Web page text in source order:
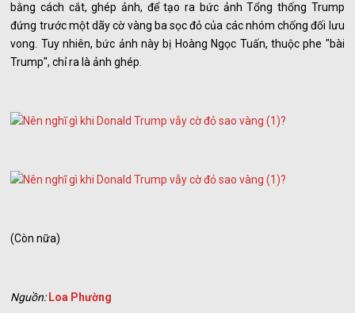
bằng cách cắt, ghép ảnh, để tạo ra bức ảnh Tổng thống Trump
đứng trước một dãy cờ vàng ba sọc đỏ của các nhóm chống đối lưu
vong. Tuy nhiên, bức ảnh này bị Hoàng Ngọc Tuấn, thuộc phe "bài
Trump", chỉ ra là ảnh ghép.
(Còn nữa)
Nguồn: Loa Phường